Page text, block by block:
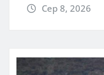
Сер 8, 2026